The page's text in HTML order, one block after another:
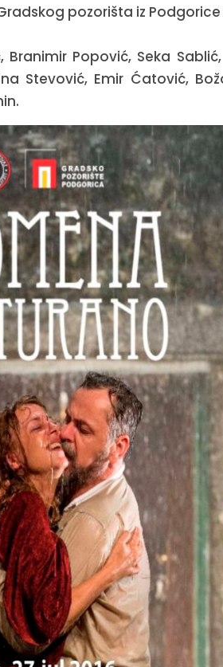
pozorišta iz
Popović, Seka
Stevović, Emir Ćatović,